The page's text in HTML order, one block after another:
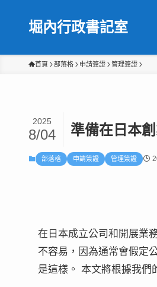
堀內行政書記室
首頁 部落格 申請簽證 管理簽證
準備在日本
2025
8/04
部落格 申請簽證 管理簽證
在日本成立公司和開展業
不容易，因為通常會假定
是這樣。 本文將根據我們